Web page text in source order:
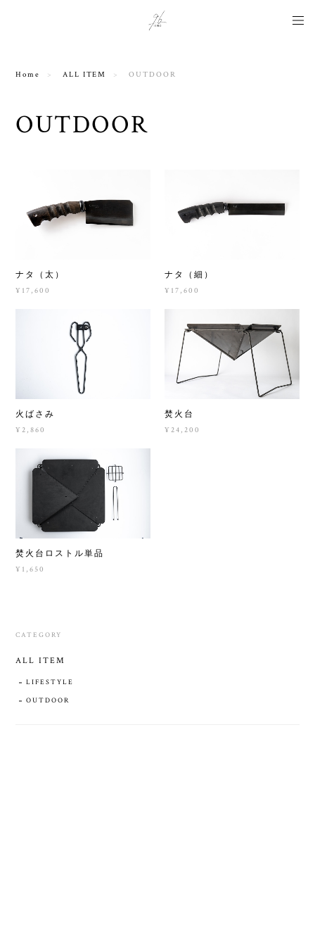
Home ALL ITEM OUTDOOR
OUTDOOR
ナタ（太）
¥17,600
ナタ（細）
¥17,600
火ばさみ
¥2,860
焚火台
¥24,200
焚火台ロストル単品
¥1,650
CATEGORY
ALL ITEM
LIFESTYLE
OUTDOOR